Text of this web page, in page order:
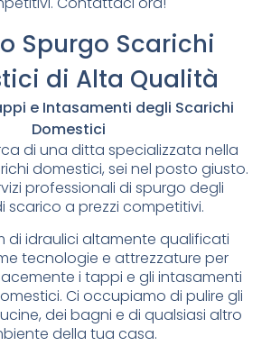
Spurgo Scarichi
di Alta Qualità
e Intasamenti degli Scarichi
Domestici
di una ditta specializzata nella
domestici, sei nel posto giusto.
professionali di spurgo degli
scarico a prezzi competitivi.
di idraulici altamente qualificati
tecnologie e attrezzature per
i tappi e gli intasamenti
Ci occupiamo di pulire gli
dei bagni e di qualsiasi altro
della tua casa.